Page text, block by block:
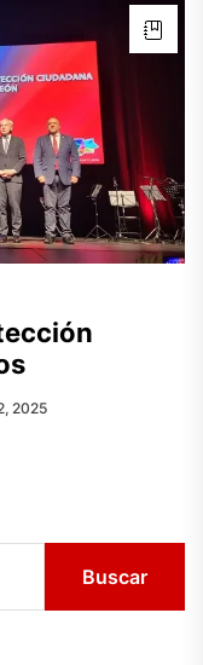
2025
Buscar